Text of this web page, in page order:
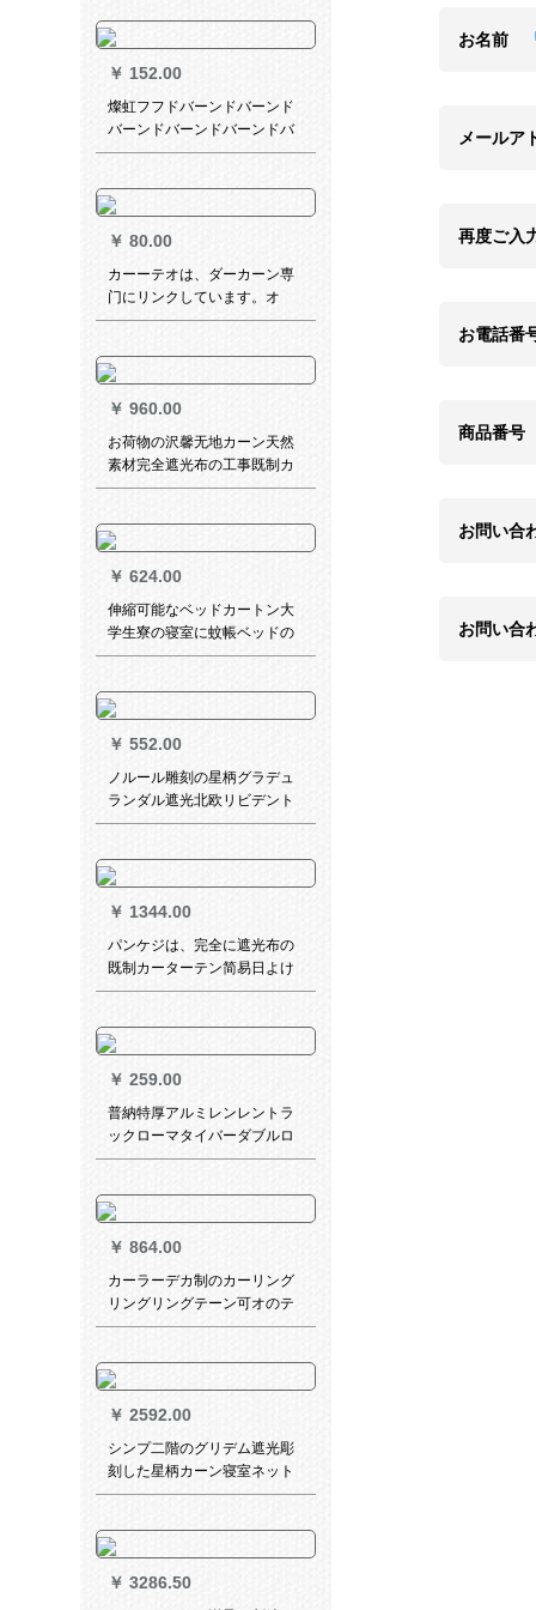
扫き出窓カータータータータ
ータースタースタースタース
タースタースタースタースタ
ー半遮光カーン亀背叶Bモデル
200*270
￥ 152.00
燦虹フフドバーンドバーンド
バーンドバーンドバーンドバ
ーンドバーンドバードバーン
ドフルーバックの磁気バケッ
トである。
￥ 80.00
カーーテオは、ダーカーン専
门にリンクしています。オ
ー・ダカテ専门に撮って、単
す。
￥ 960.00
お荷物の沢馨无地カーン天然
素材完全遮光布の工事既制カ
ーン厚手亜麻の日よけ断热米
枚)
￥ 624.00
伸縮可能なベッドカートン大
学生寮の寝室に蚊帳ベッドの
カーターテンを下に置いて遮
ルドレイン1.1*1.4メトル0.8-
1.2 mベトド
￥ 552.00
ノルール雕刻の星柄グラデュ
ランダル遮光北欧リビデント
寮少女出窓ショルトカーズの
￥ 1344.00
パンケジは、完全に遮光布の
既制カーターテン简易日よけ
屋ベロダ出窓寝室リビグが光
面银幅4.2メトルの高さ2.7メ
トル
￥ 259.00
普納特厚アルミレンレントラ
ックローマタイバーダブルロ
ッドオーダカーディンナノ静
トラックガイドレールレール
サポート付属品全シングルポ
ール（色コメント）デフォル
トで撮影された白い髪の長さ
は1.8メートルです。
￥ 864.00
カーラーデカ制のカーリング
リングリングテーン可オのテ
ーラーテーラーン扫き出し窓
リビグ遮光ブライセン倾世佳
人(米黄色)フーク/毎1メトルト
ルトルトルトル絵(何メテルで
何枚撮りますか？)
￥ 2592.00
シンプ二階のグリデム遮光彫
刻した星柄カーン寝室ネット
紅夢に見る姫系出窓紗既製カ
【打孔】可改短
￥ 3286.50
お名前
メール
再度ご入
お電話番
商品番号
お問い
お問い合